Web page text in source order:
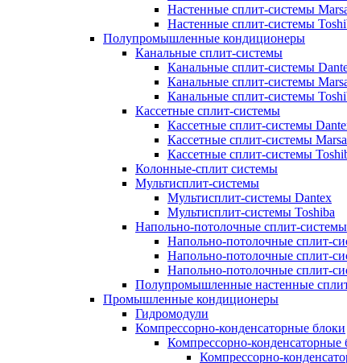
Настенные сплит-системы
Настенные сплит-системы
Полупромышленные кондиционеры
Канальные сплит-системы
Канальные сплит-системы
Канальные сплит-системы
Канальные сплит-системы
Кассетные сплит-системы
Кассетные сплит-системы
Кассетные сплит-системы Marsa
Кассетные сплит-системы
Колонные-сплит системы
Мультисплит-системы
Мультисплит-системы Dantex
Мультисплит-системы Toshiba
Напольно-потолочные сплит-системы
Напольно-потолочные сплит-
Напольно-потолочные сплит-
Напольно-потолочные сплит-
Полупромышленные настенные
Промышленные кондиционеры
Гидромодули
Компрессорно-конденсаторные блоки
Компрессорно-конденсаторные
Компрессорно-